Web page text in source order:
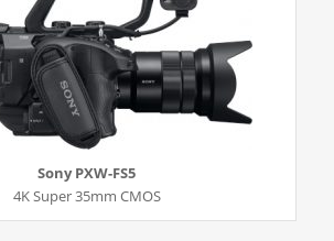
Sony PXW-FS5
4K Super 35mm CMOS